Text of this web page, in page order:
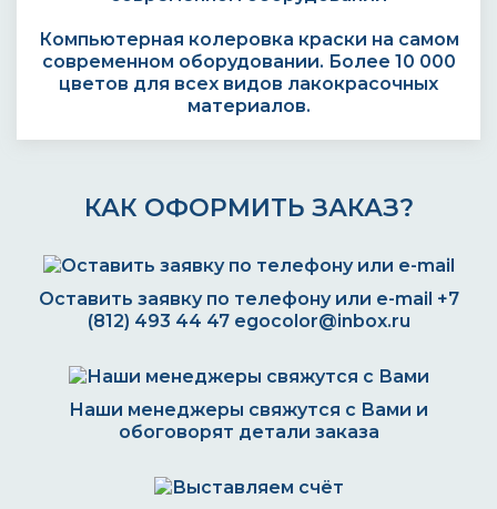
Компьютерная колеровка краски на самом
современном оборудовании. Более 10 000
цветов для всех видов лакокрасочных
материалов.
КАК ОФОРМИТЬ ЗАКАЗ?
Оставить заявку по телефону или e-mail +7
(812) 493 44 47 egocolor@inbox.ru
Наши менеджеры свяжутся с Вами и
обоговорят детали заказа